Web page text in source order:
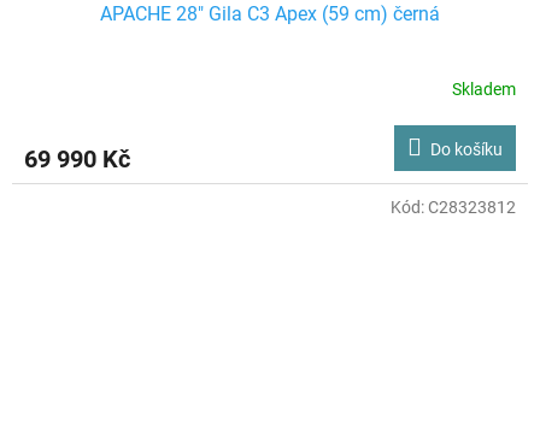
APACHE 28" Gila C3 Apex (59 cm) černá
Skladem
69 990 Kč Do košíku
Kód:C28323812